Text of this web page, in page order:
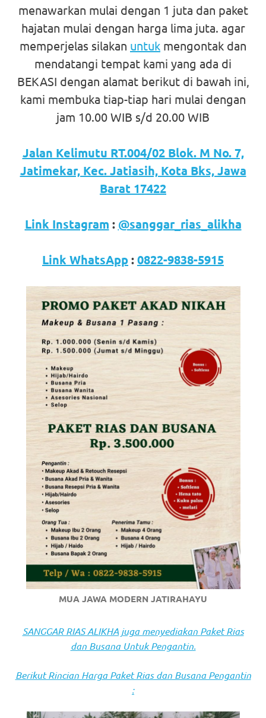
Hours
Online
replica
rolex.
Discover
Here
loanswatches.com.
80%
Discount
replica
watches.
click
watches.
Get
facts
https://www.stockswatches.com
anchor
https://
this
link
here
https://www.domainwatches.com
menawarkan mulai dengan 1 juta dan paket
hajatan mulai dengan harga lima juta. agar
memperjelas silakan untuk mengontak dan
mendatangi tempat kami yang ada di
BEKASI dengan alamat berikut di bawah ini,
kami membuka tiap-tiap hari mulai dengan
jam 10.00 WIB s/d 20.00 WIB
Jalan Kelimutu RT.004/02 Blok. M No. 7,
Jatimekar, Kec. Jatiasih, Kota Bks, Jawa
Barat 17422
Link Instagram : @sanggar_rias_alikha
Link WhatsApp:0822-9838-5915
MUA JAWA MODERN JATIRAHAYU
SANGGAR RIAS ALIKHA juga menyediakan Paket Rias
dan Busana Untuk Pengantin.
Berikut Rincian Harga Paket Rias dan Busana Pengantin
: